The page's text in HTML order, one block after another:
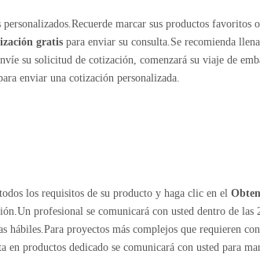
marcar sus productos
gratis para enviar su consulta.Se recomienda
su solicitud de cotización, comenzará su viaje de
enviar una cotización personalizada.
los requisitos de su producto y haga clic en el
profesional se comunicará con usted dentro de las
proyectos más complejos que requieren
productos dedicado se comunicará con usted para